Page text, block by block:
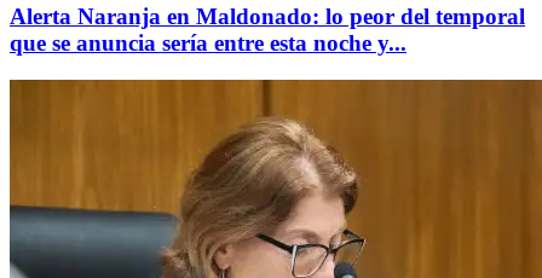
Alerta Naranja en Maldonado: lo peor del temporal
que se anuncia sería entre esta noche y...